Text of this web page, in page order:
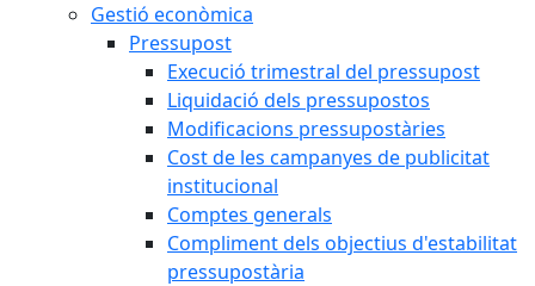
Gestió econòmica
Pressupost
Execució trimestral del pressupost
Liquidació dels pressupostos
Modificacions pressupostàries
Cost de les campanyes de publicitat
institucional
Comptes generals
Compliment dels objectius d'estabilitat
pressupostària